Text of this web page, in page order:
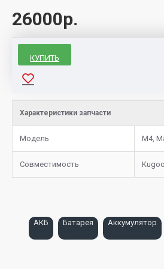
26000р.
КУПИТЬ
Характеристики запчасти
Модель M4,
Совместимость Kugoo
АКБ Батарея Аккумулятор